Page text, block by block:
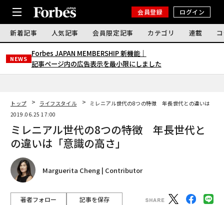
会員登録 ログイン
新着記事 人気記事 会員限定記事 カテゴリ 連載
NEWS
Forbes JAPAN MEMBERSHIP 新機能｜
記事ページ内の広告表示を最小限にしました
トップ ライフスタイル
ミレニアル世代の8つの特徴 年長世代との違いは「意
2019.06.25 17:00
ミレニアル世代の8つの特徴 年長世代と
の違いは「意識の高さ」
Marguerita Cheng | Contributor
著者フォロー 記事を保存